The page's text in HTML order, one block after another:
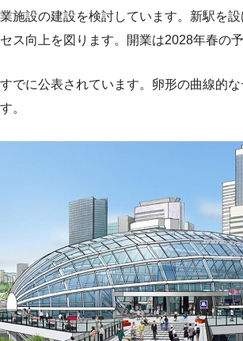
施設の建設を検討しています。新駅を
ス向上を図ります。開業は2028年春の予
でに公表されています。卵形の曲線的
。